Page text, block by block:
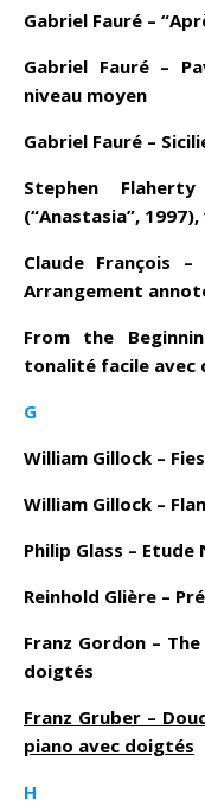
Gabriel Fauré –
Gabriel Fauré –
niveau moyen
Gabriel Fauré –
Stephen
(“Anastasia”,
Claude François
Arrangement
From the
tonalité facile avec
G
William Gillock –
William Gillock –
Philip Glass –
Reinhold Glière –
Franz Gordon –
doigtés
Franz Gruber –
piano avec doigtés
H